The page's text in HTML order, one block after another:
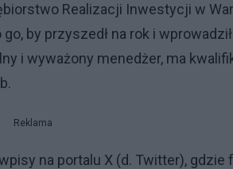
Realizacji Inwestycji w
by przyszedł na rok i
i wyważony menedżer, ma
Reklama
na portalu X (d. Twitter), gdzie